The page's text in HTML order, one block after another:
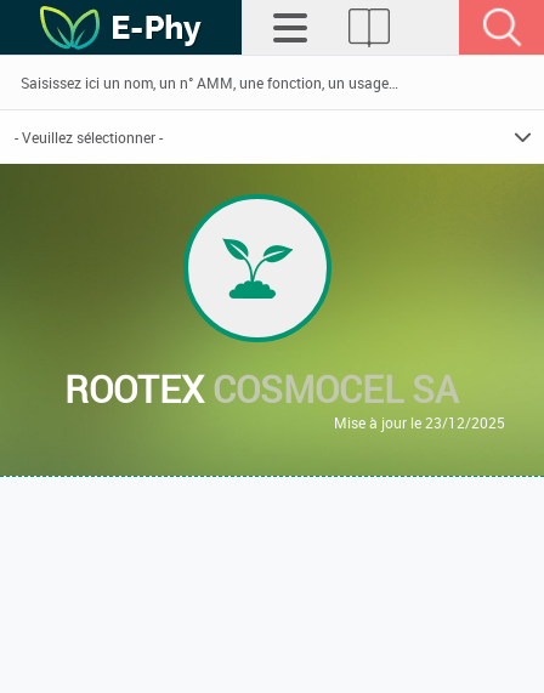
ROOTEXCOSMOCEL SA
Mise à jour le 23/12/2025